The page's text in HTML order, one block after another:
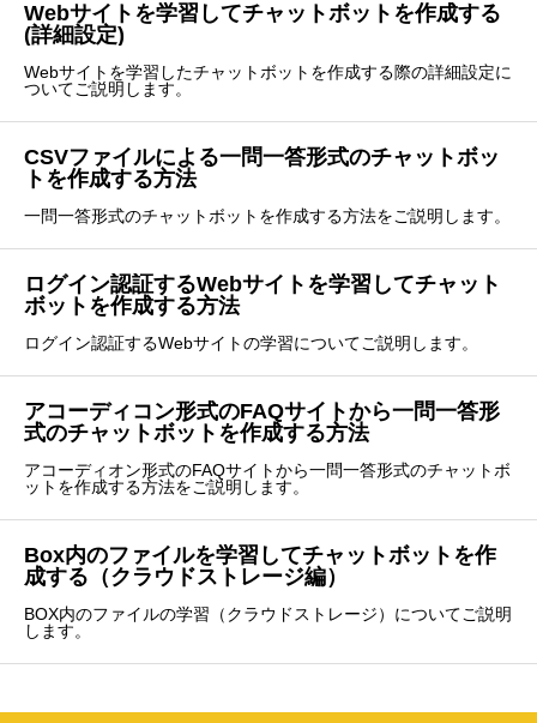
Webサイトを学習してチャットボットを作成する
(詳細設定)
Webサイトを学習したチャットボットを作成する際の詳細設定に
ついてご説明します。
CSVファイルによる一問一答形式のチャットボッ
トを作成する方法
一問一答形式のチャットボットを作成する方法をご説明します。
ログイン認証するWebサイトを学習してチャット
ボットを作成する方法
ログイン認証するWebサイトの学習についてご説明します。
アコーディコン形式のFAQサイトから一問一答形
式のチャットボットを作成する方法
アコーディオン形式のFAQサイトから一問一答形式のチャットボ
ットを作成する方法をご説明します。
Box内のファイルを学習してチャットボットを作
成する（クラウドストレージ編）
BOX内のファイルの学習（クラウドストレージ）についてご説明
します。